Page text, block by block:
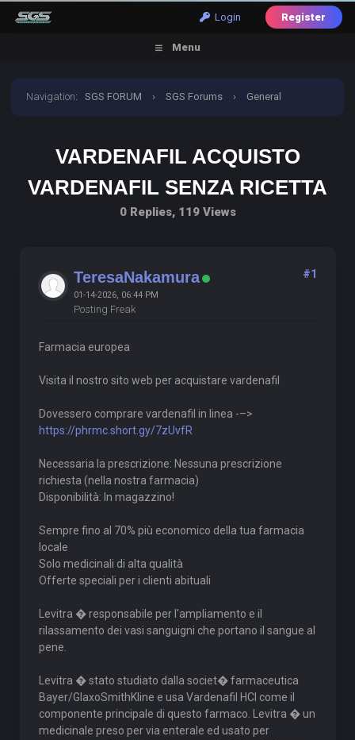
Login Register
Menu
Navigation:SGS FORUM › SGS Forums › General
VARDENAFIL ACQUISTO
VARDENAFIL SENZA RICETTA
0 Replies, 119 Views
TeresaNakamura
01-14-2026, 06:44 PM
Posting Freak
#1
Farmacia europea
Visita il nostro sito web per acquistare vardenafil
Dovessero comprare vardenafil in linea -–>
https://phrmc.short.gy/7zUvfR
Necessaria la prescrizione: Nessuna prescrizione
richiesta (nella nostra farmacia)
Disponibilità: In magazzino!
Sempre fino al 70% più economico della tua farmacia
locale
Solo medicinali di alta qualità
Offerte speciali per i clienti abituali
Levitra � responsabile per l'ampliamento e il
rilassamento dei vasi sanguigni che portano il sangue al
pene.
Levitra � stato studiato dalla societ� farmaceutica
Bayer/GlaxoSmithKline e usa Vardenafil HCl come il
componente principale di questo farmaco. Levitra � un
medicinale preso per via enterale ed usato per